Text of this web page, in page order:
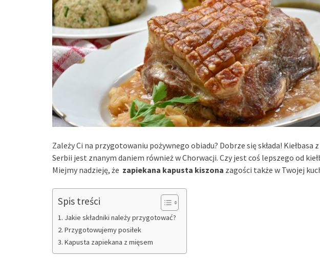
Zależy Ci na przygotowaniu pożywnego obiadu? Dobrze się składa! Kiełbasa
Serbii jest znanym daniem również w Chorwacji. Czy jest coś lepszego od
Miejmy nadzieję, że zapiekana kapusta kiszona zagości także w Twojej
Spis treści
Jakie składniki należy przygotować?
Przygotowujemy posiłek
Kapusta zapiekana z mięsem